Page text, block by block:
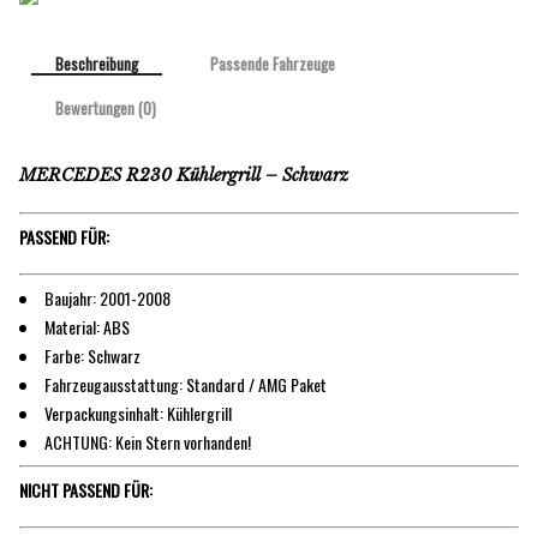
Beschreibung
Passende Fahrzeuge
Bewertungen (0)
MERCEDES R230 Kühlergrill – Schwarz
PASSEND FÜR:
Baujahr: 2001-2008
Material: ABS
Farbe: Schwarz
Fahrzeugausstattung: Standard / AMG Paket
Verpackungsinhalt: Kühlergrill
ACHTUNG: Kein Stern vorhanden!
NICHT PASSEND FÜR: